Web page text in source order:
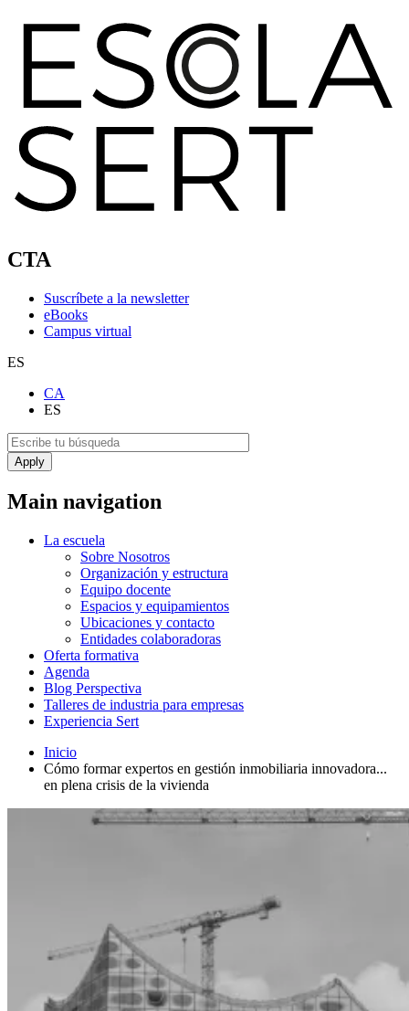
CTA
Suscríbete a la newsletter
eBooks
Campus virtual
ES
CA
ES
Main navigation
La escuela
Sobre Nosotros
Organización y estructura
Equipo docente
Espacios y equipamientos
Ubicaciones y contacto
Entidades colaboradoras
Oferta formativa
Agenda
Blog Perspectiva
Talleres de industria para empresas
Experiencia Sert
Inicio
Cómo formar expertos en gestión inmobiliaria innovadora...
en plena crisis de la vivienda